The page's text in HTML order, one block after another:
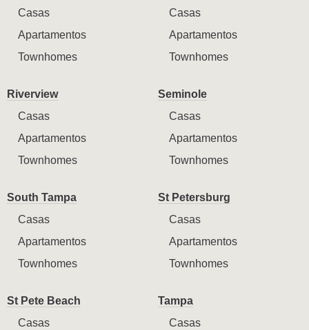
Casas
Apartamentos
Townhomes
Casas
Apartamentos
Townhomes
Riverview
Casas
Apartamentos
Townhomes
Seminole
Casas
Apartamentos
Townhomes
South Tampa
Casas
Apartamentos
Townhomes
St Petersburg
Casas
Apartamentos
Townhomes
St Pete Beach
Casas
Tampa
Casas